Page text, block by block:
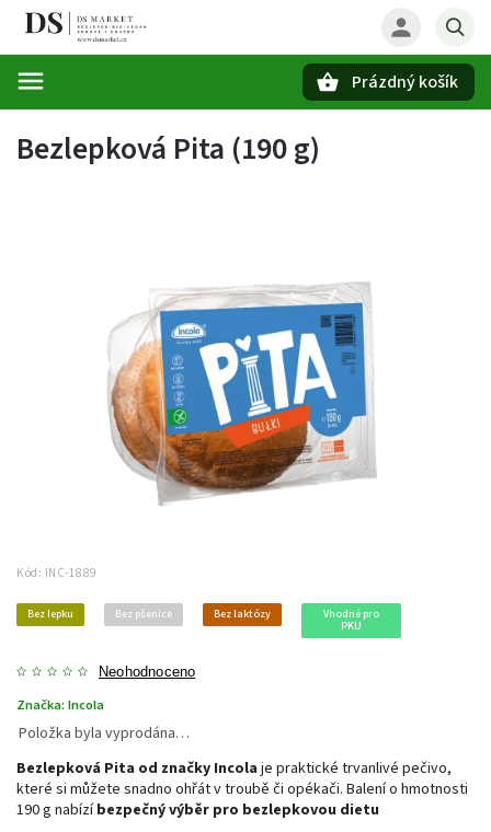
Prázdný košík
Bezlepková Pita (190 g)
Kód: INC-1889
Bez lepku Bez pšenice Bez laktózy Vhodné pro
PKU
Neohodnoceno
Značka: Incola
Položka byla vyprodána…
Bezlepková Pita od značky Incola je praktické trvanlivé pečivo,
které si můžete snadno ohřát v troubě či opékači. Balení o hmotnosti
190 g nabízíbezpečný výběr pro bezlepkovou dietu